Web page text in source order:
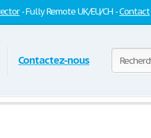
- Fully Remote UK/EU/CH -Contact
Contactez-nous